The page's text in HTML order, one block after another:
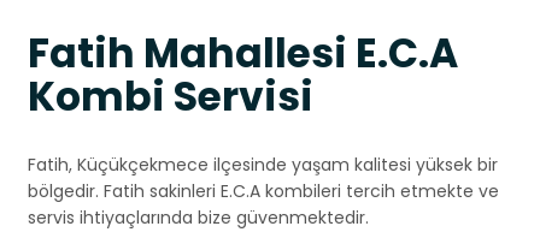
Fatih Mahallesi E.C.A
Kombi Servisi
Fatih, Küçükçekmece ilçesinde yaşam kalitesi yüksek bir
bölgedir. Fatih sakinleri E.C.A kombileri tercih etmekte ve
servis ihtiyaçlarında bize güvenmektedir.